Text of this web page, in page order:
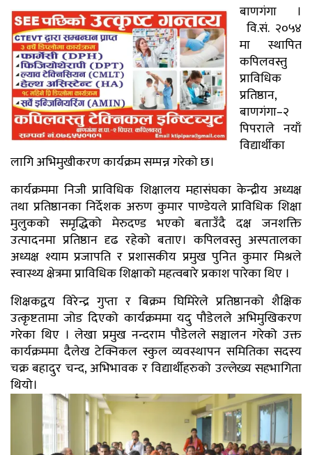
बाणगंगा ।
वि.सं. २०५४
मा स्थापित
कपिलवस्तु
प्राविधिक
प्रतिष्ठान,
बाणगंगा–२
पिपराले नयाँ
विद्यार्थीका
लागि अभिमुखीकरण कार्यक्रम सम्पन्न गरेको छ।
कार्यक्रममा निजी प्राविधिक शिक्षालय महासंघका केन्द्रीय अध्यक्ष
तथा प्रतिष्ठानका निर्देशक अरुण कुमार पाण्डेयले प्राविधिक शिक्षा
मुलुकको समृद्धिको मेरुदण्ड भएको बताउँदै दक्ष जनशक्ति
उत्पादनमा प्रतिष्ठान दृढ रहेको बताए। कपिलवस्तु अस्पतालका
अध्यक्ष श्याम प्रजापति र प्रशासकीय प्रमुख पुनित कुमार मिश्रले
स्वास्थ्य क्षेत्रमा प्राविधिक शिक्षाको महत्वबारे प्रकाश पारेका थिए ।
शिक्षकद्वय विरेन्द्र गुप्ता र बिक्रम घिमिरेले प्रतिष्ठानको शैक्षिक
उत्कृष्टतामा जोड दिएको कार्यक्रममा यदु पौडेलले अभिमुखिकरण
गरेका थिए । लेखा प्रमुख नन्दराम पौडेलले सञ्चालन गरेको उक्त
कार्यक्रममा दैलेख टेक्निकल स्कुल व्यवस्थापन समितिका सदस्य
चक्र बहादुर चन्द, अभिभावक र विद्यार्थीहरुको उल्लेख्य सहभागिता
थियो।